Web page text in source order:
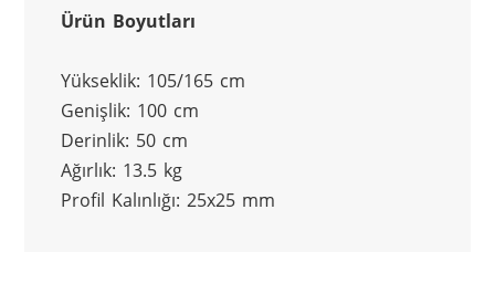
Ürün Boyutları
Yükseklik: 105/165 cm
Genişlik: 100 cm
Derinlik: 50 cm
Ağırlık: 13.5 kg
Profil Kalınlığı: 25x25 mm